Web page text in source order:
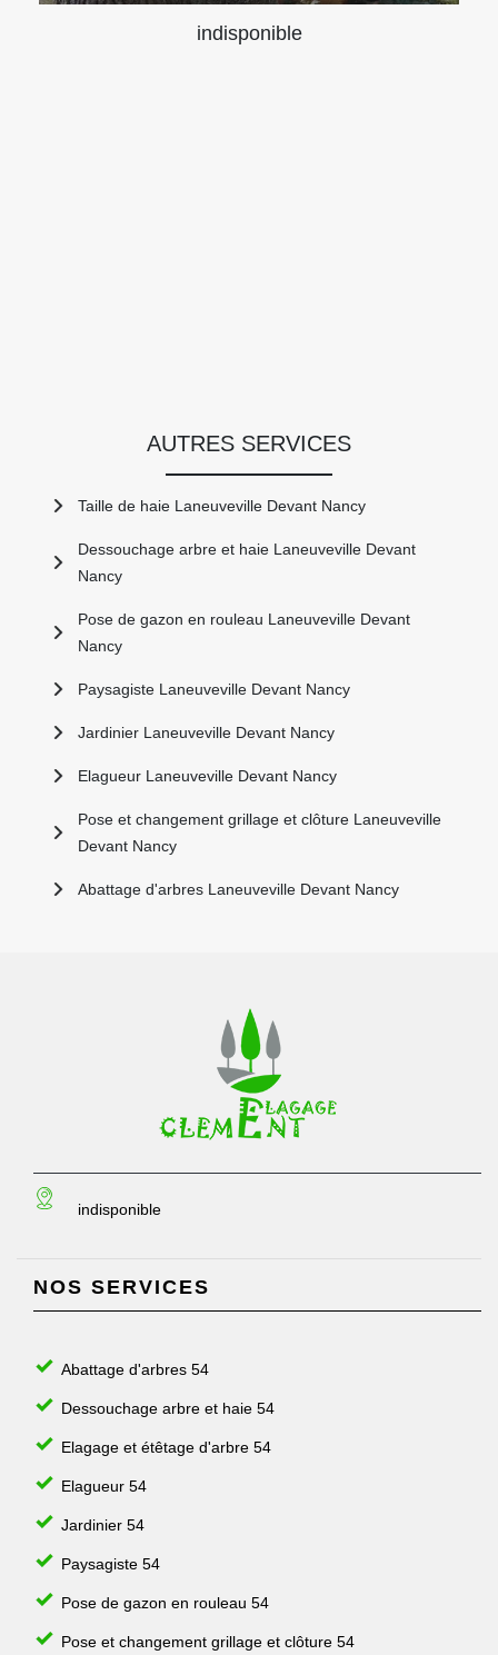
indisponible
AUTRES SERVICES
Taille de haie Laneuveville Devant Nancy
Dessouchage arbre et haie Laneuveville Devant
Nancy
Pose de gazon en rouleau Laneuveville Devant
Nancy
Paysagiste Laneuveville Devant Nancy
Jardinier Laneuveville Devant Nancy
Elagueur Laneuveville Devant Nancy
Pose et changement grillage et clôture Laneuveville
Devant Nancy
Abattage d'arbres Laneuveville Devant Nancy
indisponible
NOS SERVICES
Abattage d'arbres 54
Dessouchage arbre et haie 54
Elagage et étêtage d'arbre 54
Elagueur 54
Jardinier 54
Paysagiste 54
Pose de gazon en rouleau 54
Pose et changement grillage et clôture 54